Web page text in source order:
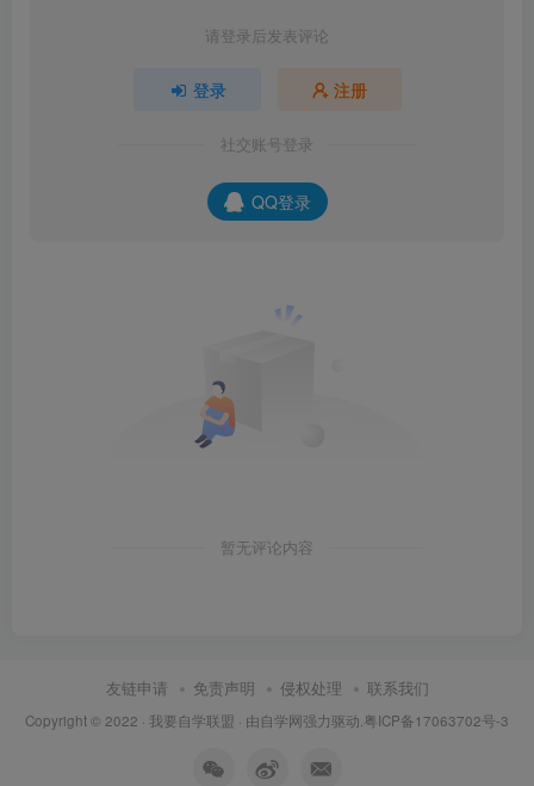
请登录后发表评论
登录 注册
社交账号登录
QQ登录
暂无评论内容
友链申请 免责声明 侵权处理 联系我们
Copyright © 2022 · 我要自学联盟 · 由自学网强力驱动.粤ICP备17063702号-3